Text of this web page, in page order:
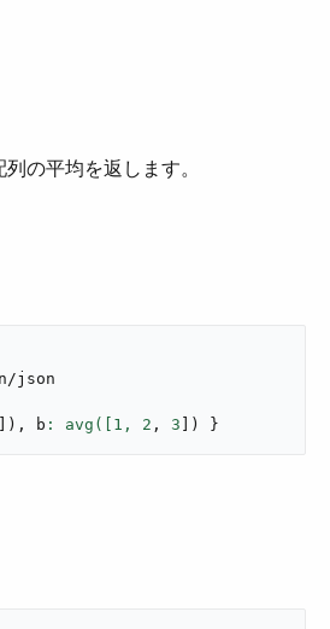
の平均を返します。
json
) , b : avg([ 1 , 2 , 3 ) }